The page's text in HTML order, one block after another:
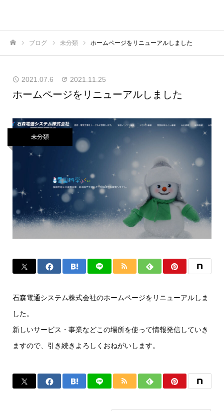
ブログ 未分類 ホームページをリニューアルしました
2021.07.6 2021.11.25
ホームページをリニューアルしました
未分類
石森電通システム株式会社のホームページをリニューアルしま
した。
新しいサービス・事業などこの場所を使って情報発信していき
ますので、引き続きよろしくおねがいします。